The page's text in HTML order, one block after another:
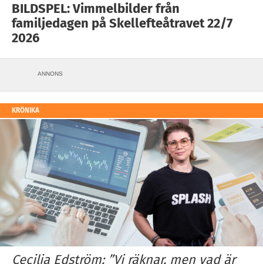
BILDSPEL: Vimmelbilder från
familjedagen på Skellefteåtravet 22/7
2026
ANNONS
KRÖNIKA
Cecilia Edström: ”Vi räknar, men vad är